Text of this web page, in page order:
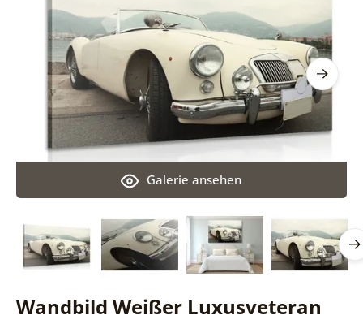
Wandbild Weißer Luxusveteran
Galerie ansehen